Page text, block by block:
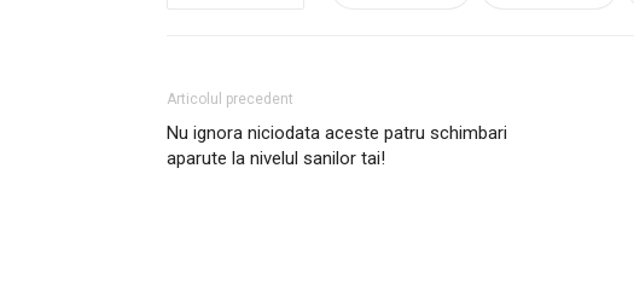
Articolul precedent
Nu ignora niciodata aceste patru schimbari
aparute la nivelul sanilor tai!